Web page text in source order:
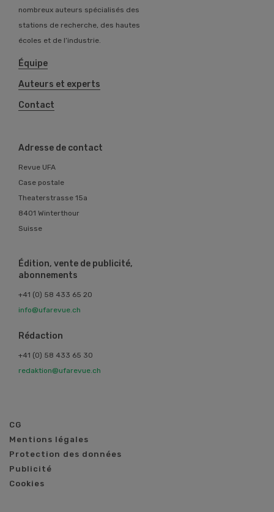
nombreux auteurs spécialisés des
stations de recherche, des hautes
écoles et de l’industrie.
Équipe
Auteurs et experts
Contact
Adresse de contact
Revue UFA
Case postale
Theaterstrasse 15a
8401 Winterthour
Suisse
Édition, vente de publicité,
abonnements
+41 (0) 58 433 65 20
info@ufarevue.ch
Rédaction
+41 (0) 58 433 65 30
redaktion@ufarevue.ch
CG
Mentions légales
Protection des données
Publicité
Cookies